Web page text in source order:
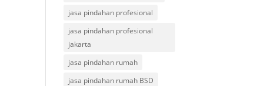
jasa pindahan profesional
jasa pindahan profesional
jakarta
jasa pindahan rumah
jasa pindahan rumah BSD